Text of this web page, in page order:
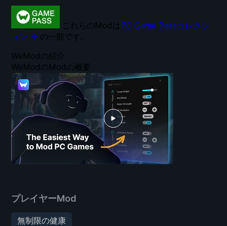
プレイヤーMod
無制限の健康
WeModの紹介
WeModのModの概要
これらのModは PC Game Passコレクシ
ョン → の一部です。